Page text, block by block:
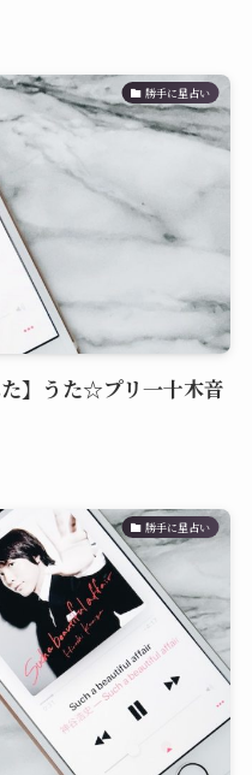
勝手に星占い
た】うた☆プリ一十木音
勝手に星占い